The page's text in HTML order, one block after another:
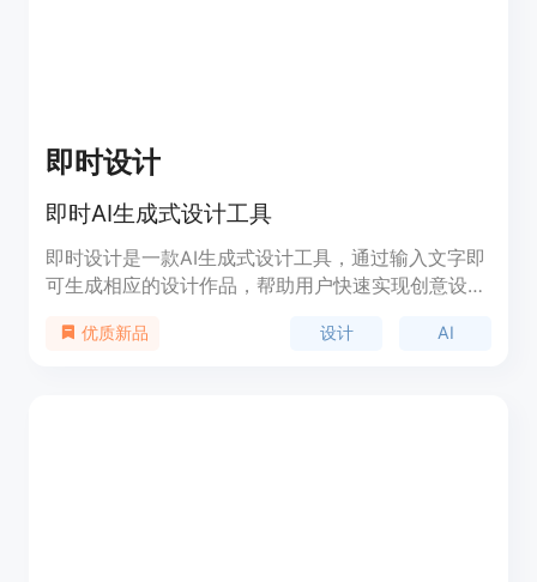
即时设计
即时AI生成式设计工具
即时设计是一款AI生成式设计工具，通过输入文字即
可生成相应的设计作品，帮助用户快速实现创意设
捷的设计解决方案。
优质新品 设计 AI